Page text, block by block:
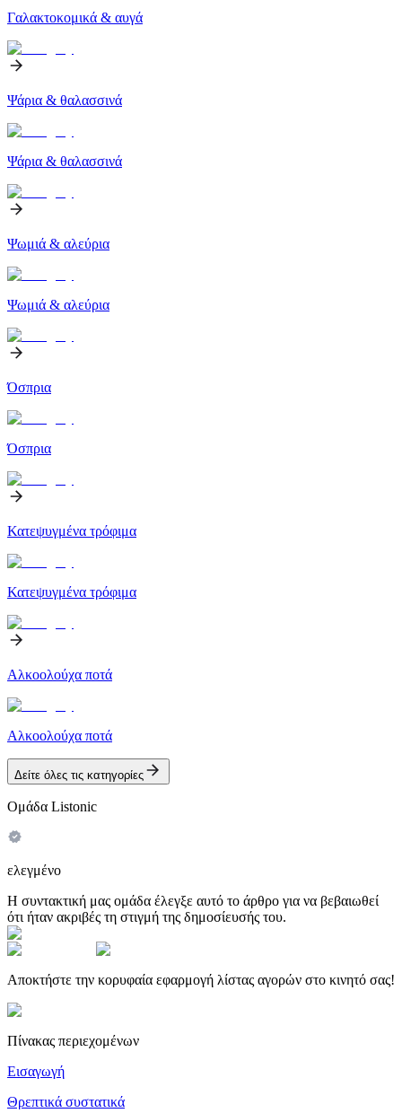
Γαλακτοκομικά & αυγά
Ψάρια & θαλασσινά
Ψάρια & θαλασσινά
Ψωμιά & αλεύρια
Ψωμιά & αλεύρια
Όσπρια
Όσπρια
Κατεψυγμένα τρόφιμα
Κατεψυγμένα τρόφιμα
Αλκοολούχα ποτά
Αλκοολούχα ποτά
Δείτε όλες τις κατηγορίες
Ομάδα Listonic
ελεγμένο
Η συντακτική μας ομάδα έλεγξε αυτό το άρθρο για να βεβαιωθεί
ότι ήταν ακριβές τη στιγμή της δημοσίευσής του.
Αποκτήστε την κορυφαία εφαρμογή λίστας αγορών στο κινητό σας!
Πίνακας περιεχομένων
Εισαγωγή
Θρεπτικά συστατικά